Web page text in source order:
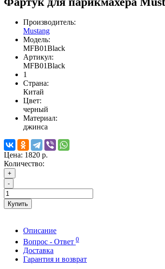
Производитель:
Mustang
Модель:
MFB01Black
Артикул:
MFB01Black
1
Страна:
Китай
Цвет:
черный
Материал:
джинса
Цена: 1820 р.
Количество:
+
-
Купить
Описание
Вопрос - Ответ 0
Доставка
Гарантия и возврат